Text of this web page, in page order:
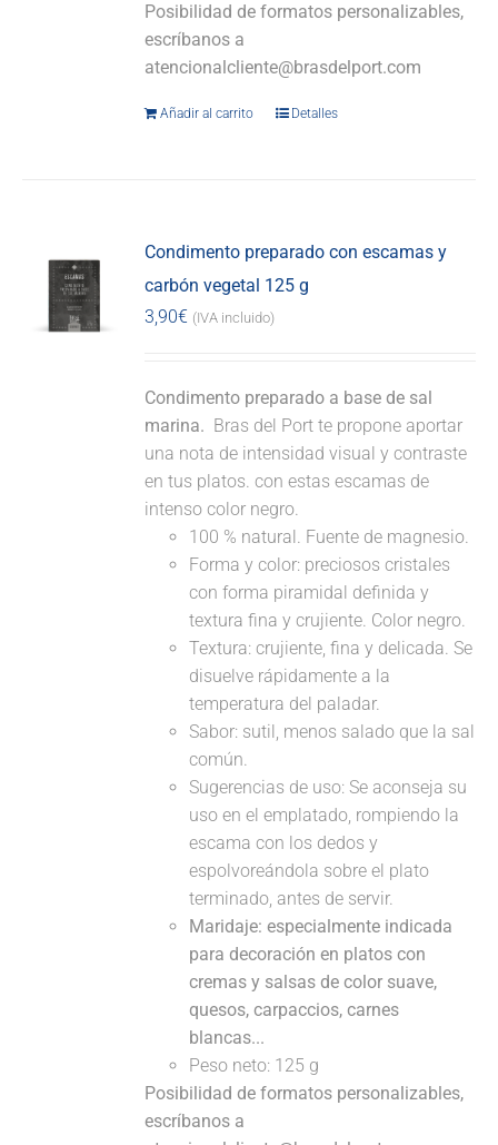
Posibilidad de formatos personalizables,
escríbanos a
atencionalcliente@brasdelport.com
Añadir al carrito Detalles
Condimento preparado con escamas y
carbón vegetal 125 g
3,90€ (IVA incluido)
Condimento preparado a base de sal
marina. Bras del Port te propone aportar
una nota de intensidad visual y contraste
en tus platos. con estas escamas de
intenso color negro.
100 % natural. Fuente de magnesio.
Forma y color: preciosos cristales
con forma piramidal definida y
textura fina y crujiente. Color negro.
Textura: crujiente, fina y delicada. Se
disuelve rápidamente a la
temperatura del paladar.
Sabor: sutil, menos salado que la sal
común.
Sugerencias de uso: Se aconseja su
uso en el emplatado, rompiendo la
escama con los dedos y
espolvoreándola sobre el plato
terminado, antes de servir.
Maridaje: especialmente indicada
para decoración en platos con
cremas y salsas de color suave,
quesos, carpaccios, carnes
blancas...
Peso neto: 125 g
Posibilidad de formatos personalizables,
escríbanos a